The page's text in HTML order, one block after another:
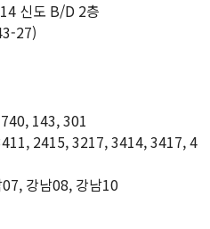
신도 B/D 2층
27)
143, 301
2415, 3217, 3414, 3417, 4
강남08, 강남10